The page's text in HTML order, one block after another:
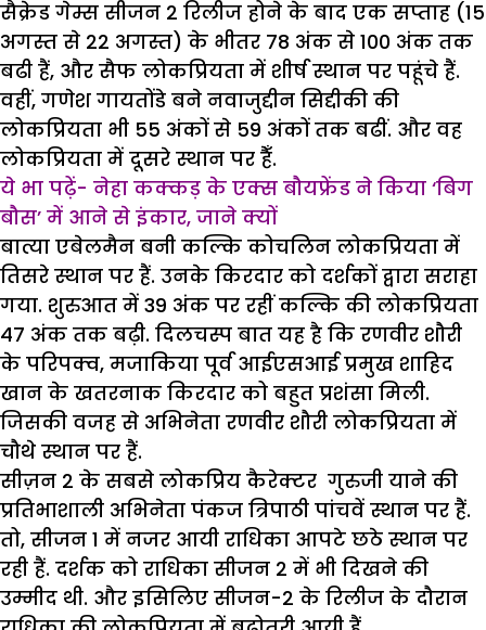
सैक्रेड गेम्स सीजन 2 रिलीज होने के बाद एक सप्ताह (15
अगस्त से 22 अगस्त) के भीतर 78 अंक से 100 अंक तक
बढी हैं, और सैफ लोकप्रियता में शीर्ष स्थान पर पहूंचे हैं.
वहीं, गणेश गायतोंडे बने नवाजुद्दीन सिद्दीकी की
लोकप्रियता भी 55 अंकों से 59 अंकों तक बढीं. और वह
लोकप्रियता में दूसरे स्थान पर हैँ.
ये भा पढ़ें- नेहा कक्कड़ के एक्स बौयफ्रेंड ने किया ‘बिग
बौस’ में आने से इंकार, जाने क्यों
बात्या एबेलमैन बनी कल्कि कोचलिन लोकप्रियता में
तिसरे स्थान पर हैं. उनके किरदार को दर्शकों द्वारा सराहा
गया. शुरुआत में 39 अंक पर रहीं कल्कि की लोकप्रियता
47 अंक तक बढ़ी. दिलचस्प बात यह है कि रणवीर शौरी
के परिपक्व, मजाकिया पूर्व आईएसआई प्रमुख शाहिद
खान के खतरनाक किरदार को बहुत प्रशंसा मिली.
जिसकी वजह से अभिनेता रणवीर शौरी लोकप्रियता में
चौथे स्थान पर हैं.
सीज़न 2 के सबसे लोकप्रिय कैरेक्टर गुरुजी याने की
प्रतिभाशाली अभिनेता पंकज त्रिपाठी पांचवें स्थान पर हैं.
तो, सीजन 1 में नजर आयी राधिका आपटे छठे स्थान पर
रही हैं. दर्शक को राधिका सीजन 2 में भी दिखने की
उम्मीद थी. और इसिलिए सीजन-2 के रिलीज के दौरान